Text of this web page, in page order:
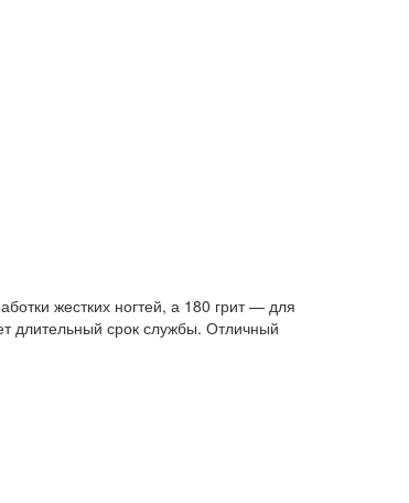
жестких ногтей, а 180 грит — для
длительный срок службы. Отличный